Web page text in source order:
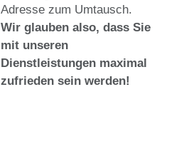
Adresse zum Umtausch.
Wir glauben also, dass Sie
mit unseren
Dienstleistungen maximal
zufrieden sein werden!